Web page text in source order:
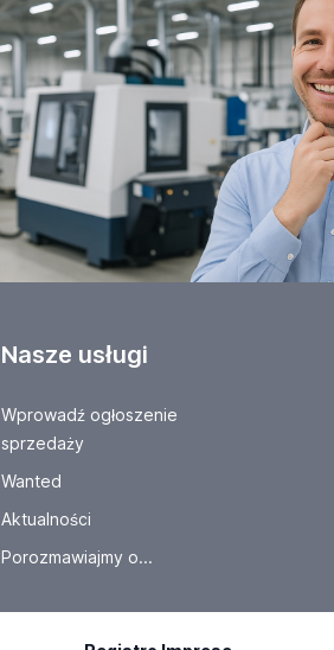
Nasze usługi
Wprowadź ogłoszenie
sprzedaży
Wanted
Aktualności
Porozmawiajmy o...